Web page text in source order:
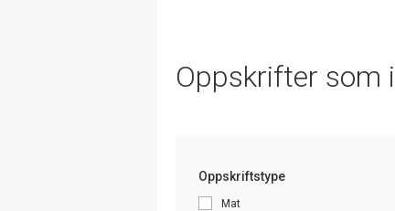
Oppskrifter som
Oppskriftstype
Mat